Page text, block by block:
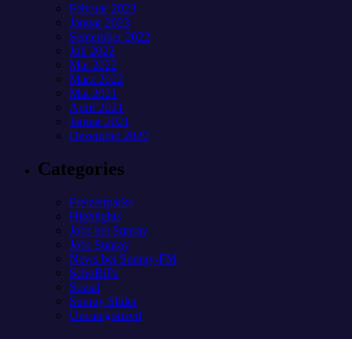
Februar 2023
Januar 2023
September 2022
Juli 2022
Mai 2022
März 2022
Mai 2021
April 2021
Januar 2021
Dezember 2020
Categories
Freizeitparks
Highlights
Jobs bei Sunray
Jobs Sunray
News bei Sunray-FM
SchoBiPa
Sozial
Sunray Slider
Uncategorized